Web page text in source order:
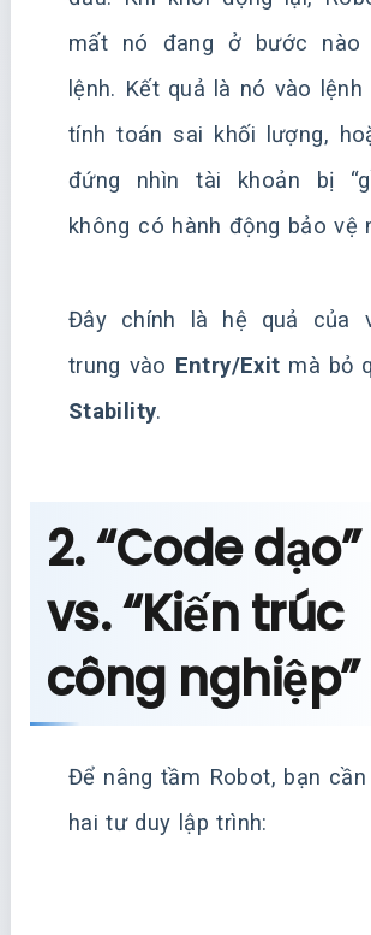
mất nó đang ở bước nào
lệnh. Kết quả là nó vào lệnh
tính toán sai khối lượng,
đứng nhìn tài khoản bị
không có hành động bảo vệ
Đây chính là hệ quả của
trung vào Entry/Exit mà bỏ
Stability.
2. “Code dạo”
vs. “Kiến trúc
công nghiệp”
Để nâng tầm Robot, bạn
hai tư duy lập trình: